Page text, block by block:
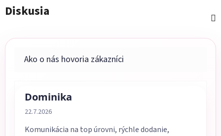
Diskusia
Dominika
Hodnotenie obchodu je 5 z 5 hviezdičiek.
22.7.2026
Komunikácia na top úrovni, rýchle dodanie,